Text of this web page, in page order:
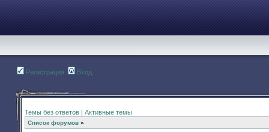
Регистрация Вход
Темы без ответов | Активные темы
Список форумов »